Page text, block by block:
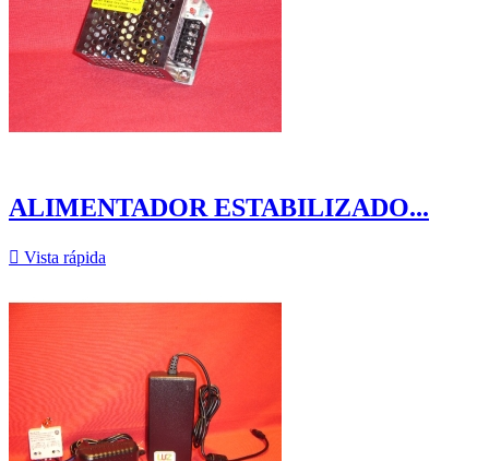
ALIMENTADOR ESTABILIZADO...
 Vista rápida